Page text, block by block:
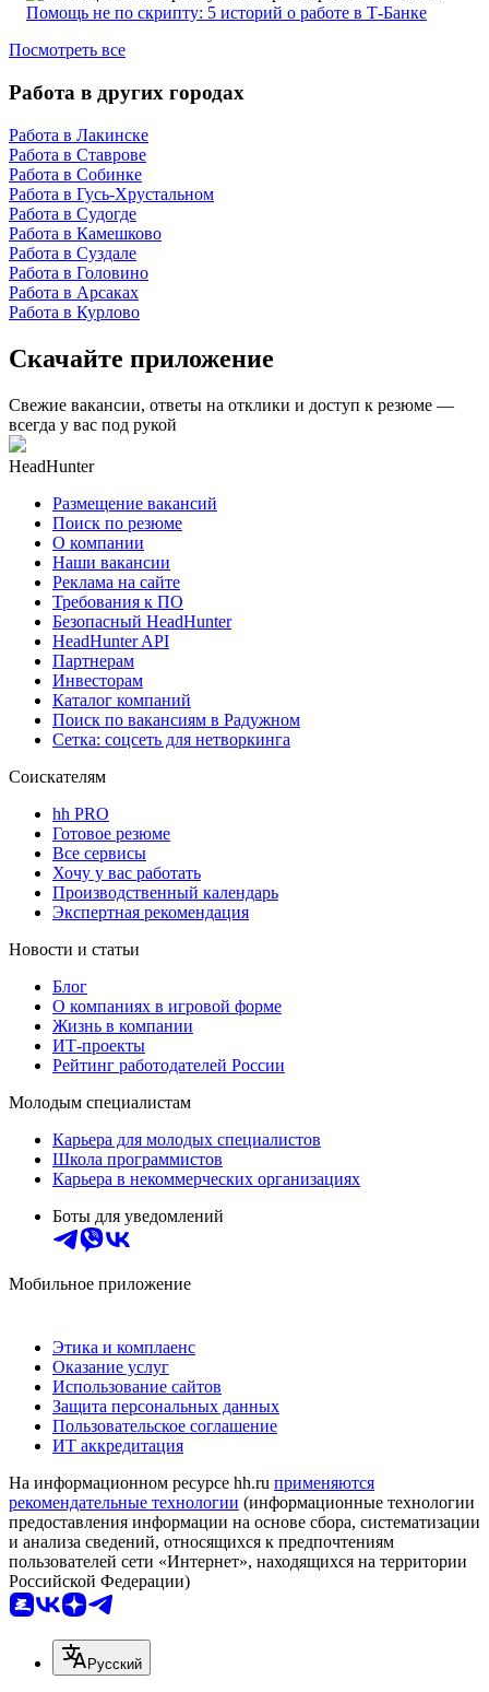
Помощь не по скрипту: 5 историй о работе в Т-Банке
Посмотреть все
Работа в других городах
Работа в Лакинске
Работа в Ставрове
Работа в Собинке
Работа в Гусь-Хрустальном
Работа в Судогде
Работа в Камешково
Работа в Суздале
Работа в Головино
Работа в Арсаках
Работа в Курлово
Скачайте приложение
Свежие вакансии, ответы на отклики и доступ к резюме —
всегда у вас под рукой
HeadHunter
Размещение вакансий
Поиск по резюме
О компании
Наши вакансии
Реклама на сайте
Требования к ПО
Безопасный HeadHunter
HeadHunter API
Партнерам
Инвесторам
Каталог компаний
Поиск по вакансиям в Радужном
Сетка: соцсеть для нетворкинга
Соискателям
hh PRO
Готовое резюме
Все сервисы
Хочу у вас работать
Производственный календарь
Экспертная рекомендация
Новости и статьи
Блог
О компаниях в игровой форме
Жизнь в компании
ИТ-проекты
Рейтинг работодателей России
Молодым специалистам
Карьера для молодых специалистов
Школа программистов
Карьера в некоммерческих организациях
Боты для уведомлений
Мобильное приложение
Этика и комплаенс
Оказание услуг
Использование сайтов
Защита персональных данных
Пользовательское соглашение
ИТ аккредитация
На информационном ресурсе hh.ru применяются
рекомендательные технологии (информационные технологии
предоставления информации на основе сбора, систематизации
и анализа сведений, относящихся к предпочтениям
пользователей сети «Интернет», находящихся на территории
Российской Федерации)
Русский